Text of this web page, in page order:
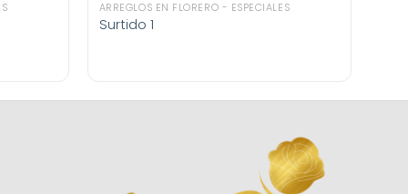
ARREGLOS EN FLORERO - ESPECIALES
Surtido 1